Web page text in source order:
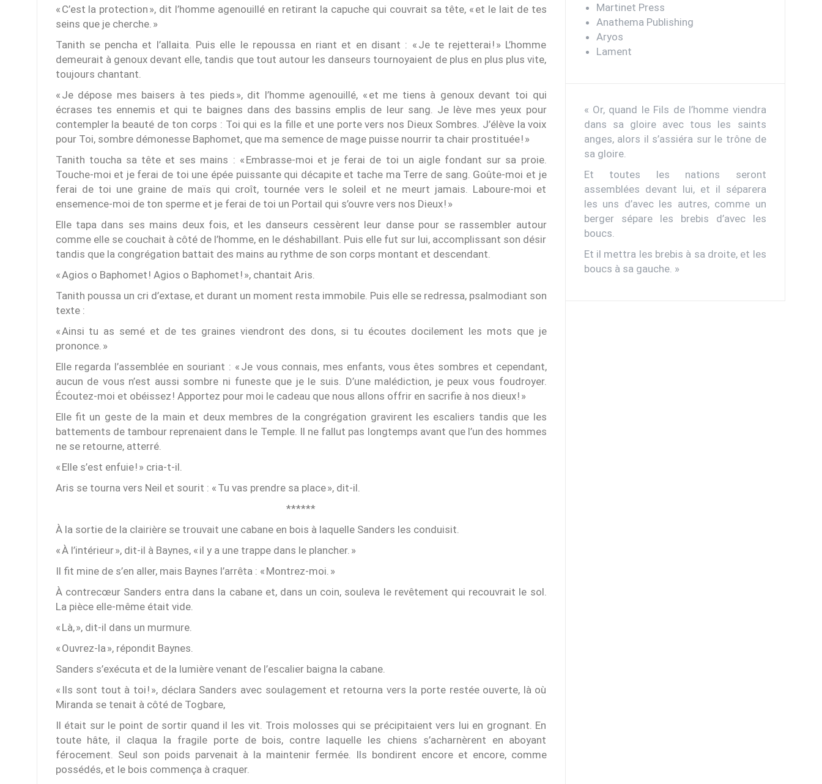
« C’est la protection », dit l’homme agenouillé en retirant la capuche qui couvrait sa tête, « et le lait de tes
seins que je cherche. »
Tanith se pencha et l’allaita. Puis elle le repoussa en riant et en disant : « Je te rejetterai ! » L’homme
demeurait à genoux devant elle, tandis que tout autour les danseurs tournoyaient de plus en plus plus vite,
toujours chantant.
« Je dépose mes baisers à tes pieds », dit l’homme agenouillé, « et me tiens à genoux devant toi qui
écrases tes ennemis et qui te baignes dans des bassins emplis de leur sang. Je lève mes yeux pour
contempler la beauté de ton corps : Toi qui es la fille et une porte vers nos Dieux Sombres. J’élève la voix
pour Toi, sombre démonesse Baphomet, que ma semence de mage puisse nourrir ta chair prostituée ! »
Tanith toucha sa tête et ses mains : « Embrasse-moi et je ferai de toi un aigle fondant sur sa proie.
Touche-moi et je ferai de toi une épée puissante qui décapite et tache ma Terre de sang. Goûte-moi et je
ferai de toi une graine de maïs qui croît, tournée vers le soleil et ne meurt jamais. Laboure-moi et
ensemence-moi de ton sperme et je ferai de toi un Portail qui s’ouvre vers nos Dieux ! »
Elle tapa dans ses mains deux fois, et les danseurs cessèrent leur danse pour se rassembler autour
comme elle se couchait à côté de l’homme, en le déshabillant. Puis elle fut sur lui, accomplissant son désir
tandis que la congrégation battait des mains au rythme de son corps montant et descendant.
« Agios o Baphomet ! Agios o Baphomet ! », chantait Aris.
Tanith poussa un cri d’extase, et durant un moment resta immobile. Puis elle se redressa, psalmodiant son
texte :
« Ainsi tu as semé et de tes graines viendront des dons, si tu écoutes docilement les mots que je
prononce. »
Elle regarda l’assemblée en souriant : « Je vous connais, mes enfants, vous êtes sombres et cependant,
aucun de vous n’est aussi sombre ni funeste que je le suis. D’une malédiction, je peux vous foudroyer.
Écoutez-moi et obéissez ! Apportez pour moi le cadeau que nous allons offrir en sacrifie à nos dieux ! »
Elle fit un geste de la main et deux membres de la congrégation gravirent les escaliers tandis que les
battements de tambour reprenaient dans le Temple. Il ne fallut pas longtemps avant que l’un des hommes
ne se retourne, atterré.
« Elle s’est enfuie ! » cria-t-il.
Aris se tourna vers Neil et sourit : « Tu vas prendre sa place », dit-il.
******
À la sortie de la clairière se trouvait une cabane en bois à laquelle Sanders les conduisit.
« À l’intérieur », dit-il à Baynes, « il y a une trappe dans le plancher. »
Il fit mine de s’en aller, mais Baynes l’arrêta : « Montrez-moi. »
À contrecœur Sanders entra dans la cabane et, dans un coin, souleva le revêtement qui recouvrait le sol.
La pièce elle-même était vide.
« Là, », dit-il dans un murmure.
« Ouvrez-la », répondit Baynes.
Sanders s’exécuta et de la lumière venant de l’escalier baigna la cabane.
« Ils sont tout à toi ! », déclara Sanders avec soulagement et retourna vers la porte restée ouverte, là où
Miranda se tenait à côté de Togbare,
Il était sur le point de sortir quand il les vit. Trois molosses qui se précipitaient vers lui en grognant. En
toute hâte, il claqua la fragile porte de bois, contre laquelle les chiens s’acharnèrent en aboyant
férocement. Seul son poids parvenait à la maintenir fermée. Ils bondirent encore et encore, comme
possédés, et le bois commença à craquer.
Martinet Press
Anathema Publishing
Aryos
Lament
« Or, quand le Fils de l’homme viendra
dans sa gloire avec tous les saints
anges, alors il s’assiéra sur le trône de
sa gloire.
Et toutes les nations seront
assemblées devant lui, et il séparera
les uns d’avec les autres, comme un
berger sépare les brebis d’avec les
boucs.
Et il mettra les brebis à sa droite, et les
boucs à sa gauche. »